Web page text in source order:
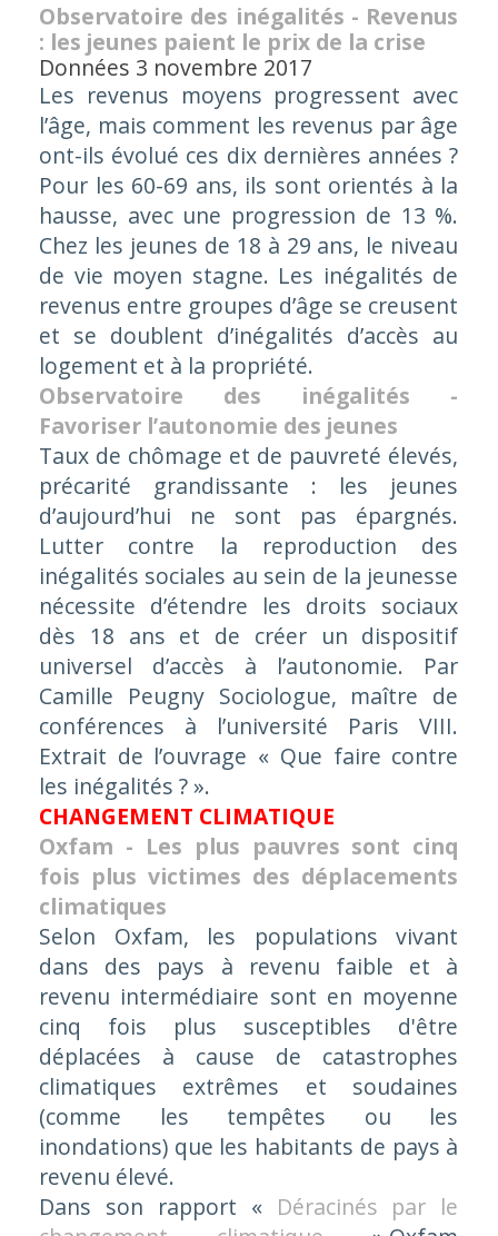
Observatoire des inégalités - Revenus
: les jeunes paient le prix de la crise
Données 3 novembre 2017
Les revenus moyens progressent avec
l’âge, mais comment les revenus par âge
ont-ils évolué ces dix dernières années ?
Pour les 60-69 ans, ils sont orientés à la
hausse, avec une progression de 13 %.
Chez les jeunes de 18 à 29 ans, le niveau
de vie moyen stagne. Les inégalités de
revenus entre groupes d’âge se creusent
et se doublent d’inégalités d’accès au
logement et à la propriété.
Observatoire des inégalités -
Favoriser l’autonomie des jeunes
Taux de chômage et de pauvreté élevés,
précarité grandissante : les jeunes
d’aujourd’hui ne sont pas épargnés.
Lutter contre la reproduction des
inégalités sociales au sein de la jeunesse
nécessite d’étendre les droits sociaux
dès 18 ans et de créer un dispositif
universel d’accès à l’autonomie. Par
Camille Peugny Sociologue, maître de
conférences à l’université Paris VIII.
Extrait de l’ouvrage « Que faire contre
les inégalités ? ».
CHANGEMENT CLIMATIQUE
Oxfam - Les plus pauvres sont cinq
fois plus victimes des déplacements
climatiques
Selon Oxfam, les populations vivant
dans des pays à revenu faible et à
revenu intermédiaire sont en moyenne
cinq fois plus susceptibles d'être
déplacées à cause de catastrophes
climatiques extrêmes et soudaines
(comme les tempêtes ou les
inondations) que les habitants de pays à
revenu élevé.
Dans son rapport « Déracinés par le